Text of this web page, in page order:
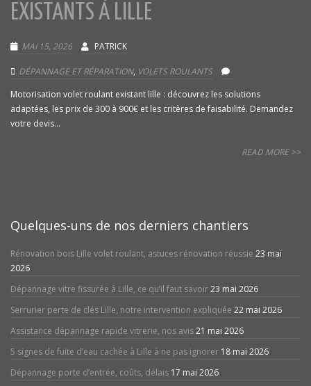
EXISTANTS À LILLE
MAI 15, 2026 PATRICK
DÉPANNAGE ET RÉPARATION, VOLETS ROULANTS
Motorisation volet roulant existant lille : découvrez les solutions
adaptées, les prix de 300 à 900€ et les critères de faisabilité. Demandez
votre devis...
READ MORE >>
Quelques-uns de nos derniers chantiers
Rénovation bois Lille volet roulant, astuces rénovation réussie 23 mai
2026
Dépannage vitre fissurée à Lille, ce qu’il faut savoir23 mai 2026
Serrurier perte de clés Lille, notre intervention expliquée 22 mai 2026
Assistance dépannage rapide vitrerie, nos avis21 mai 2026
5 signes de fuite d’eau cachée à Lille à ne pas ignorer 18 mai 2026
Dépannage porte d’entrée, coûts, délais 17 mai 2026